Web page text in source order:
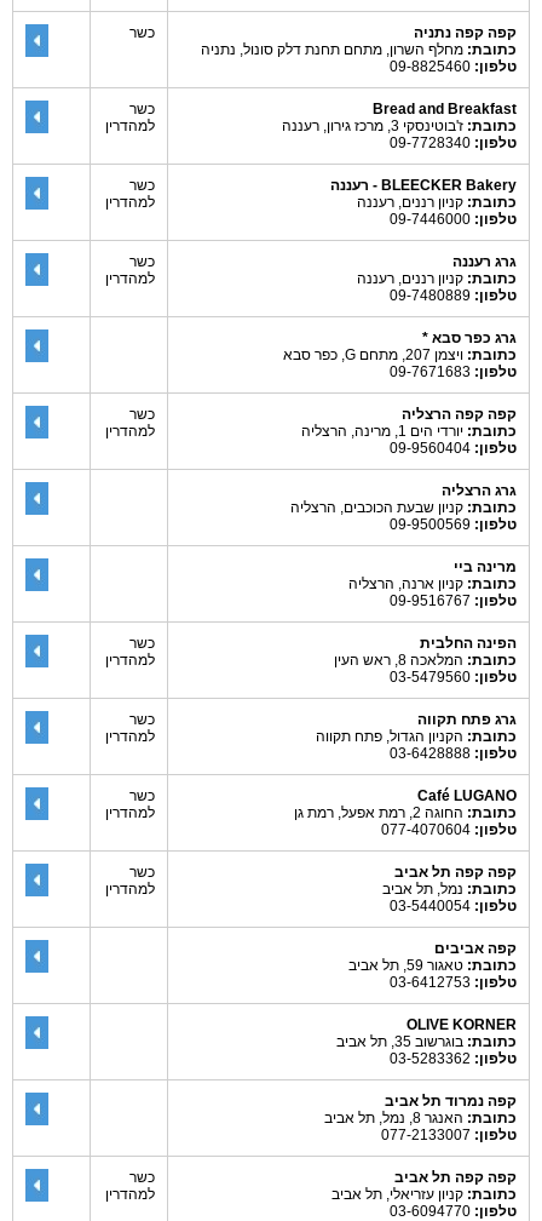
קפה קפה נתניה
כתובת: מחלף השרון, מתחם תחנת דלק סונול, נתניה
טלפון:
כשר
Bread and Breakfast
כתובת: ז'בוטינסקי 3, מרכז גירון, רעננה
טלפון:
כשר
למהדרין
BLEECKER Bakery - רעננה
כתובת: קניון רננים, רעננה
טלפון:
כשר
למהדרין
גרג רעננה
כתובת: קניון רננים, רעננה
טלפון:
כשר
למהדרין
גרג כפר סבא *
כתובת: ויצמן 207, מתחם G, כפר סבא
טלפון:
קפה קפה הרצליה
כתובת: יורדי הים 1, מרינה, הרצליה
טלפון:
כשר
למהדרין
גרג הרצליה
כתובת: קניון שבעת הכוכבים, הרצליה
טלפון:
מרינה ביי
כתובת: קניון ארנה, הרצליה
טלפון:
הפינה החלבית
כתובת: המלאכה 8, ראש העין
טלפון:
כשר
למהדרין
גרג פתח תקווה
כתובת: הקניון הגדול, פתח תקווה
טלפון:
כשר
למהדרין
Café LUGANO
כתובת: החוגה 2, רמת אפעל, רמת גן
טלפון:
כשר
למהדרין
קפה קפה תל אביב
כתובת: נמל, תל אביב
טלפון:
כשר
למהדרין
קפה אביבים
כתובת: טאגור 59, תל אביב
טלפון:
OLIVE KORNER
כתובת: בוגרשוב 35, תל אביב
טלפון:
קפה נמרוד תל אביב
כתובת: האנגר 8, נמל, תל אביב
טלפון:
קפה קפה תל אביב
כתובת: קניון עזריאלי, תל אביב
טלפון:
כשר
למהדרין